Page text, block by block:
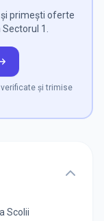
și primești oferte
1.
și trimise
Scolii